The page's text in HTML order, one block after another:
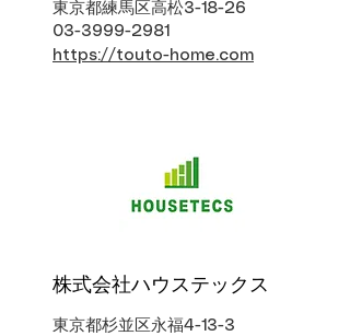
東京都練馬区高松3-18-26
03-3999-2981
https://touto-home.com
株式会社ハウステックス
東京都杉並区永福4-13-3